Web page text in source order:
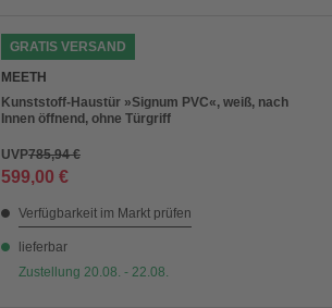
GRATIS VERSAND
MEETH
Kunststoff-Haustür »Signum PVC«, weiß, nach
Innen öffnend, ohne Türgriff
UVP785,94 €
599,00 €
Verfügbarkeit im Markt prüfen
lieferbar
Zustellung 20.08. - 22.08.